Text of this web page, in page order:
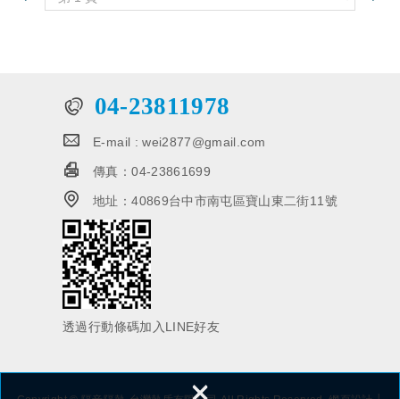
×
一個像家舒適、有氛圍、輕
本土市占率最高的領導品
市場需求；因應國際標準規
證，傳動系列的產品，已經
占率第一的領導品牌。
04-23811978
E-mail :wei2877@gmail.com
傳真：04-23861699
地址：40869台中市南屯區寶山東二街11號
透過行動條碼加入LINE好友